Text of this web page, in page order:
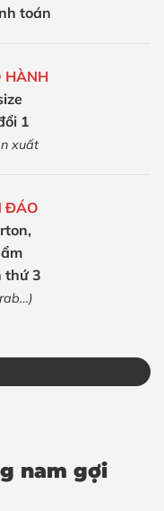
toán
HÀNH
1
xuất
ĐÁO
thứ 3
nam gợi